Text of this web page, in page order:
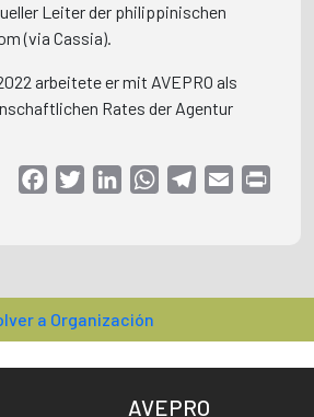
Leiter der philippinischen
(via Cassia).
arbeitete er mit AVEPRO als
Rates der Agentur
FacebookTwitterLinkedInWhatsAppTelegram
Email
a Organización
AVEPRO